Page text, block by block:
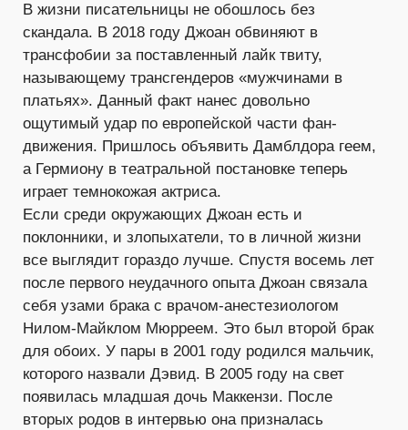
В жизни писательницы не обошлось без
скандала. В 2018 году Джоан обвиняют в
трансфобии за поставленный лайк твиту,
называющему трансгендеров «мужчинами в
платьях». Данный факт нанес довольно
ощутимый удар по европейской части фан-
движения. Пришлось объявить Дамблдора геем,
а Гермиону в театральной постановке теперь
играет темнокожая актриса.
Если среди окружающих Джоан есть и
поклонники, и злопыхатели, то в личной жизни
все выглядит гораздо лучше. Спустя восемь лет
после первого неудачного опыта Джоан связала
себя узами брака с врачом-анестезиологом
Нилом-Майклом Мюрреем. Это был второй брак
для обоих. У пары в 2001 году родился мальчик,
которого назвали Дэвид. В 2005 году на свет
появилась младшая дочь Маккензи. После
вторых родов в интервью она призналась